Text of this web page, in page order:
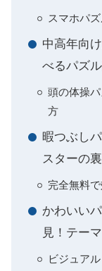
スマホパ
中高年向
べるパズ
頭の体操
方
暇つぶし
スターの
完全無料
かわいい
見！テー
ビジュア